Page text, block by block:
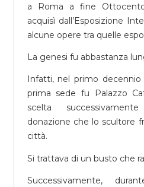
a Roma a fine
acquisì dall’Esposizione
alcune opere tra quelle
La genesi fu abbastanza
Infatti, nel primo
prima sede fu Palazzo
scelta
donazione che lo scultore
città.
Si trattava di un busto che
Successivamente,